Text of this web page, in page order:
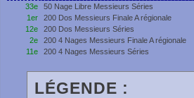
33e
50 Nage Libre Messieurs Séries
1er
200 Dos Messieurs Finale A régionale
12e
200 Dos Messieurs Séries
2e
200 4 Nages Messieurs Finale A régionale
11e
200 4 Nages Messieurs Séries
LÉGENDE :